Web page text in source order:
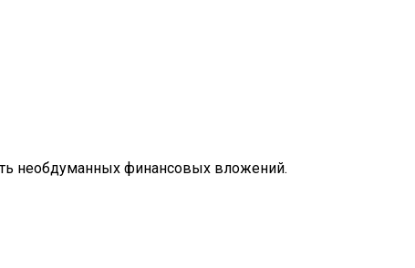
необдуманных финансовых вложений.